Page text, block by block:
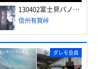
130402富士見パノラマ3000mDHノンストップ
信州有賀峠
ダレモ会員